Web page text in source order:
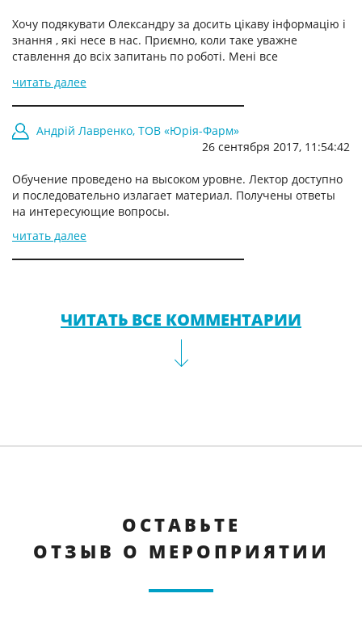
Хочу подякувати Олександру за досить цікаву інформацію і
знання , які несе в нас. Приємно, коли таке уважне
ставлення до всіх запитань по роботі. Мені все
читать далее
Андрій Лавренко, ТОВ «Юрія-Фарм»
26 сентября 2017, 11:54:42
Обучение проведено на высоком уровне. Лектор доступно
и последовательно излагает материал. Получены ответы
на интересующие вопросы.
читать далее
Семінар проведений на високому рівні. Прослухана тема
вдячна за надану цікаву змістовну інформацію
ЧИТАТЬ ВСЕ КОММЕНТАРИИ
ОСТАВЬТЕ
ОТЗЫВ О МЕРОПРИЯТИИ